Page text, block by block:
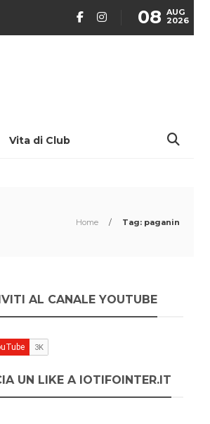
08 AUG
2026
Vita di Club
Home / Tag: paganin
AL CANALE YOUTUBE
UN LIKE A IOTIFOINTER.IT